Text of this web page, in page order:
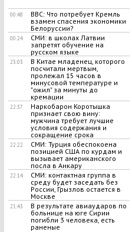
00:48
BBC: Что потребует Кремль
взамен спасения экономики
Белоруссии?
00:24
СМИ: в школах Латвии
запретят обучение на
русском языке
23:03
В Китае младенец, которого
посчитали мертвым,
пролежал 15 часов в
минусовой температуре и
"ожил" за минуты до
кремации
22:37
Наркобарон Коротышка
признает свою вину:
мужчина требует лучшие
условия содержания и
сокращение срока
22:22
СМИ: Турция обеспокоена
позицией США по курдам и
вызывает американского
посла в Анкару
22:14
СМИ: контактная группа в
среду будет заседать без
России, Грызлов остается в
Москве
21:43
В результате авиаударов по
больнице на юге Сирии
погибли 3 человека, есть
раненые